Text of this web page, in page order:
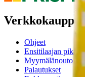
Verkkokauppa
Ohjeet
Ensitilaajan
Myymälänouto
Palautukset